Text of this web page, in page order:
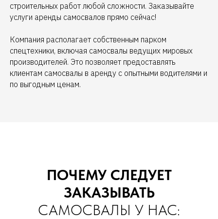
строительных работ любой сложности. Заказывайте
услуги аренды самосвалов прямо сейчас!
Компания располагает собственным парком
спецтехники, включая самосвалы ведущих мировых
производителей. Это позволяет предоставлять
клиентам самосвалы в аренду с опытными водителями и
по выгодным ценам.
ПОЧЕМУ СЛЕДУЕТ
ЗАКАЗЫВАТЬ
САМОСВАЛЫ У НАС: